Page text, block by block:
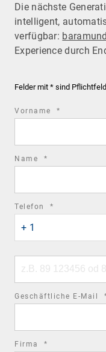
Die nächste
intelligent,
verfügbar:
Experience durch
Felder mit * sind
Vorname *
Name *
Telefon *
country
code
+ 1
number
Geschäftliche E-Mail
Firma *